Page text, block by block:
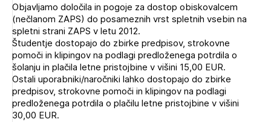
PRIJAVITE SE
POZABLJENO GESLO
Objavljamo določila in pogoje za dostop obiskovalcem
(nečlanom ZAPS) do posameznih vrst spletnih vsebin na
spletni strani ZAPS v letu 2012.
Študentje dostopajo do zbirke predpisov, strokovne
pomoči in klipingov na podlagi predloženega potrdila o
šolanju in plačila letne pristojbine v višini 15,00 EUR.
Ostali uporabniki/naročniki lahko dostopajo do zbirke
predpisov, strokovne pomoči in klipingov na podlagi
predloženega potrdila o plačilu letne pristojbine v višini
30,00 EUR.
Mesečni novičnik
Novičnik izobraževanj
Novičnik natečajev
Tedenski novičnik javnih naročil
Dnevne medijske objave